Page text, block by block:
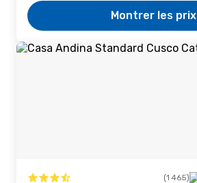
Montrer les prix
(1 465)